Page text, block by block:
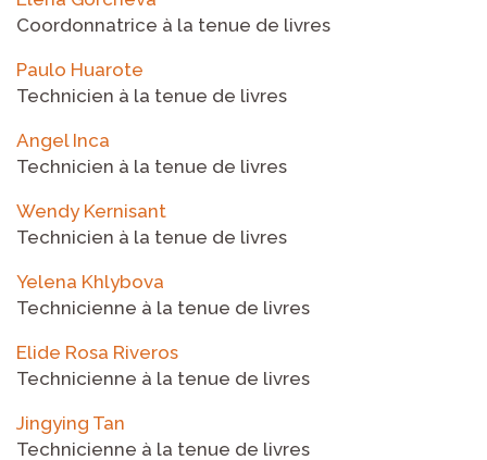
Coordonnatrice à la tenue de livres
Paulo Huarote
Technicien à la tenue de livres
Angel Inca
Technicien à la tenue de livres
Wendy Kernisant
Technicien à la tenue de livres
Yelena Khlybova
Technicienne à la tenue de livres
Elide Rosa Riveros
Technicienne à la tenue de livres
Jingying Tan
Technicienne à la tenue de livres